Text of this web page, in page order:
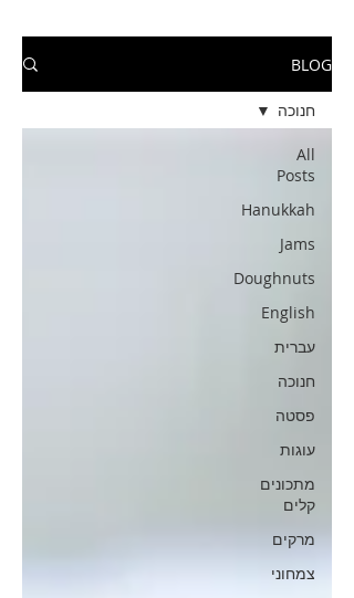
BLOG
All
Posts
Hanukkah
Jams
Doughnuts
English
עברית
חנוכה
פסטה
עוגות
מתכונים
קלים
מרקים
צמחוני
חנוכה